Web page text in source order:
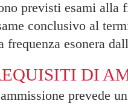
previsti esami alla
conclusivo al
frequenza esonera
DI
prevede